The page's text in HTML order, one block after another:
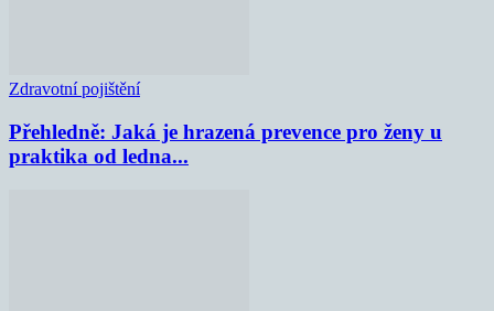
Zdravotní pojištění
Přehledně: Jaká je hrazená prevence pro ženy u
praktika od ledna...